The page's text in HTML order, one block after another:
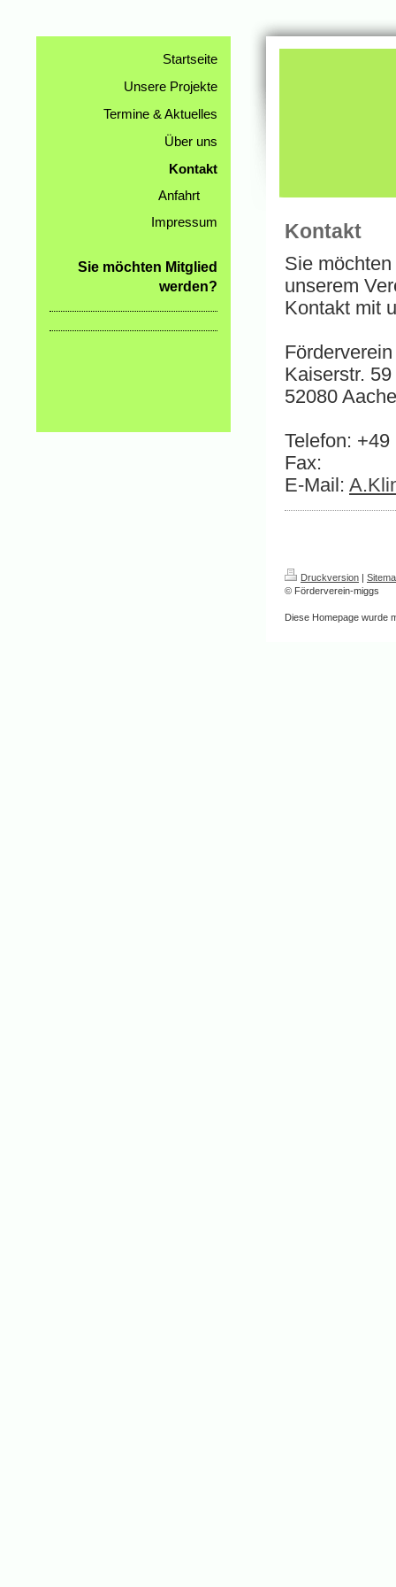
Startseite
Unsere Projekte
Termine & Aktuelles
Über uns
Kontakt
Anfahrt
Impressum
Sie möchten Mitglied
werden?
Kontakt
Sie
unserem
Kontakt mit
Kaiserstr. 59
52080
Telefon:
Fax:
E-Mail:
Druckversion |
© Förderverein-miggs
Diese Homepage wurde